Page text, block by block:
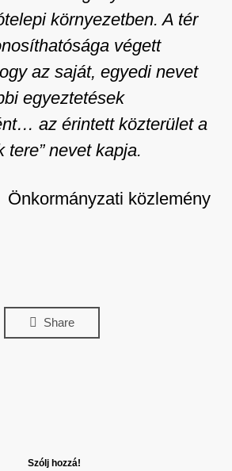
környezetben. A tér
végett
az saját, egyedi nevet
egyeztetések
az érintett közterület a
tere” nevet kapja.
Önkormányzati közlemény
Share
Szólj hozzá!